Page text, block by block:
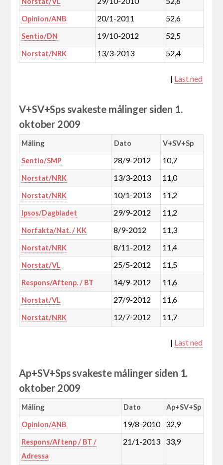
Opinion/ANB 20/1-2011 52,6
Sentio/DN 19/10-2012 52,5
Norstat/NRK 13/3-2013 52,4
| Last ned
V+SV+Sps svakeste målinger siden 1.
oktober 2009
Måling Dato V+SV+Sp
Sentio/SMP 28/9-2012 10,7
Norstat/NRK 13/3-2013 11,0
Norstat/NRK 10/1-2013 11,2
Ipsos/Dagbladet 29/9-2012 11,2
Norfakta/Nat. / KK 8/9-2012 11,3
Norstat/NRK 8/11-2012 11,4
Norstat/VL 25/5-2012 11,5
Respons/Aftenp. / BT 14/9-2012 11,6
Norstat/VL 27/9-2012 11,6
Norstat/NRK 12/7-2012 11,7
| Last ned
Ap+SV+Sps svakeste målinger siden 1.
oktober 2009
Måling Dato Ap+SV+Sp
Opinion/ANB 19/8-2010 32,9
Respons/Aftenp / BT /
Adressa
21/1-2013 33,9